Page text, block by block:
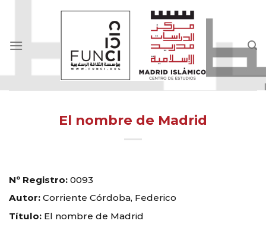
El nombre de Madrid
Nº Registro: 0093
Autor: Corriente Córdoba, Federico
Título: El nombre de Madrid